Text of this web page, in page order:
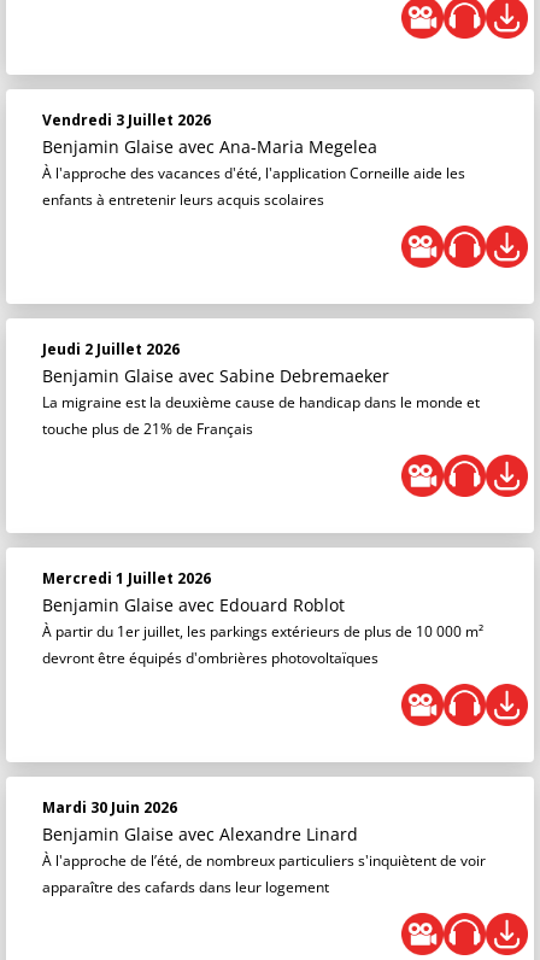
Vendredi 3 Juillet 2026
Benjamin Glaise avec Ana-Maria Megelea
À l'approche des vacances d'été, l'application Corneille aide les
enfants à entretenir leurs acquis scolaires
Jeudi 2 Juillet 2026
Benjamin Glaise avec Sabine Debremaeker
La migraine est la deuxième cause de handicap dans le monde et
touche plus de 21% de Français
Mercredi 1 Juillet 2026
Benjamin Glaise avec Edouard Roblot
À partir du 1er juillet, les parkings extérieurs de plus de 10 000 m²
devront être équipés d'ombrières photovoltaïques
Mardi 30 Juin 2026
Benjamin Glaise avec Alexandre Linard
À l'approche de l’été, de nombreux particuliers s'inquiètent de voir
apparaître des cafards dans leur logement